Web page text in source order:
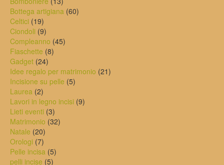
prodotti
Bottega artigiana 6060
Celtici 1919
prodotti
Ciondoli 99
prodotti
Compleanno 4545
Fiaschette 88
Gadget 2424
prodotti
Idee regalo per matrimonio 2121
Incisione su pelle 55
Laurea 22
prodotti
Lavori in legno incisi 99
Lieti eventi 33
prodotti
Matrimonio 3232
Natale 2020
prodotti
Orologi 77
prodotti
Pelle incisa 55
pelli incise 55